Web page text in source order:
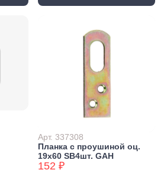
Арт. 337308
Планка с проушиной оц.
19x60 SB4шт. GAH
152 ₽